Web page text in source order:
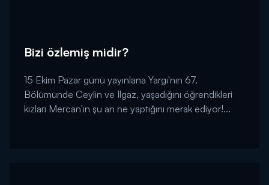
Bizi özlemiş midir?
15 Ekim Pazar günü yayınlana Yargı'nın 67.
Bölümünde Ceylin ve Ilgaz, yaşadığını öğrendikleri
kızları Mercan'ın şu an ne yaptığını merak ediyor!...